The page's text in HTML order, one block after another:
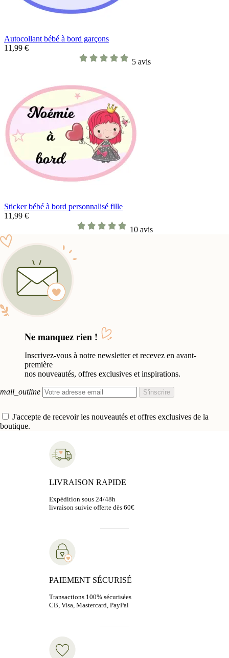
Autocollant bébé à bord garçons
11,99 €
5 avis
Sticker bébé à bord personnalisé fille
11,99 €
10 avis
Ne manquez rien !
Inscrivez-vous à notre newsletter et recevez en avant-
première
nos nouveautés, offres exclusives et inspirations.
mail_outline S'inscrire
J'accepte de recevoir les nouveautés et offres exclusives de la
boutique.
LIVRAISON RAPIDE
Expédition sous 24/48h
livraison suivie offerte dès 60€
PAIEMENT SÉCURISÉ
Transactions 100% sécurisées
CB, Visa, Mastercard, PayPal